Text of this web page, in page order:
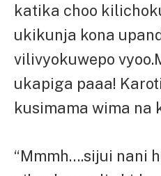
katika choo
ukikunja kona
vilivyokuwepo
ukapiga paaa!
kusimama wima na
“Mmmh….sijui nani